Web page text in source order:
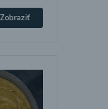
Zobraziť